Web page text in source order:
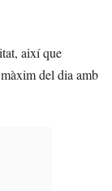
així que
del dia amb